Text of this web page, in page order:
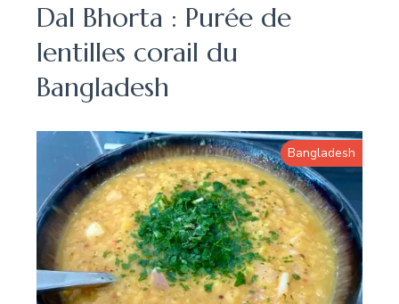
Dal Bhorta : Purée de
lentilles corail du
Bangladesh
Bangladesh